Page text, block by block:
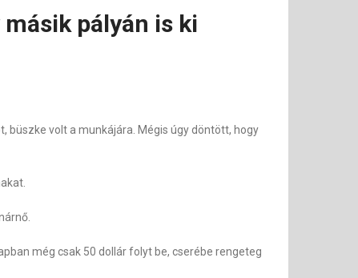
pályán is ki
büszke volt a munkájára. Mégis úgy döntött, hogy
még csak 50 dollár folyt be, cserébe rengeteg